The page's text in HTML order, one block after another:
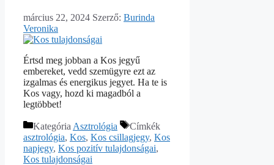
március 22, 2024 Szerző: Burinda
Veronika
Értsd meg jobban a Kos jegyű
embereket, vedd szemügyre ezt az
izgalmas és energikus jegyet. Ha te is
Kos vagy, hozd ki magadból a
legtöbbet!
Kategória Asztrológia
Címkék
asztrológia, Kos, Kos csillagjegy, Kos
napjegy, Kos pozitív tulajdonságai,
Kos tulajdonságai